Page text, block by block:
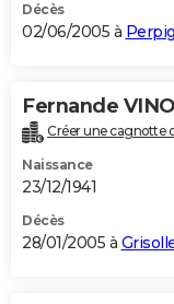
Décès
02/06/2005 à
Fernande
Créer une cagnotte
Naissance
23/12/1941
Décès
28/01/2005 à